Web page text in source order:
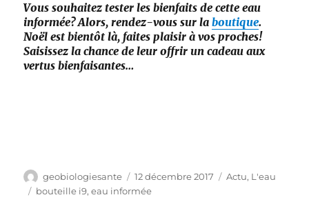
Vous souhaitez tester les bienfaits de cette eau
informée? Alors, rendez-vous sur laboutique.
Noël est bientôt là, faites plaisir à vos proches!
Saisissez la chance de leur offrir un cadeau aux
vertus bienfaisantes…
Auteur
geobiologiesante
Publié
le
12 décembre 2017 Catégories
Actu, L'eau
Étiquettes
bouteille i9,eau informée